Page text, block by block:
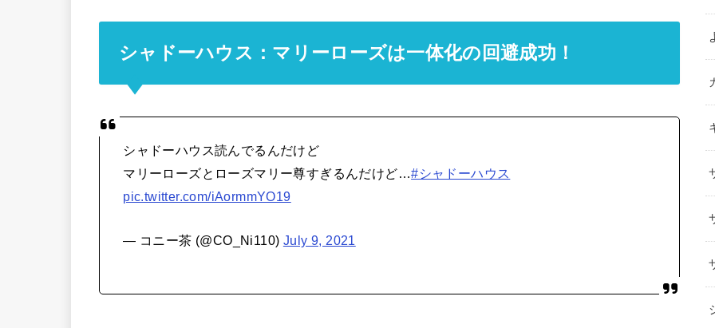
シャドーハウス：マリーローズは一体化の回避成功！
シャドーハウス読んでるんだけど
マリーローズとローズマリー尊すぎるんだけど…#シャドーハウス
pic.twitter.com/iAormmYO19
— コニー茶 (@CO_Ni110) July 9, 2021